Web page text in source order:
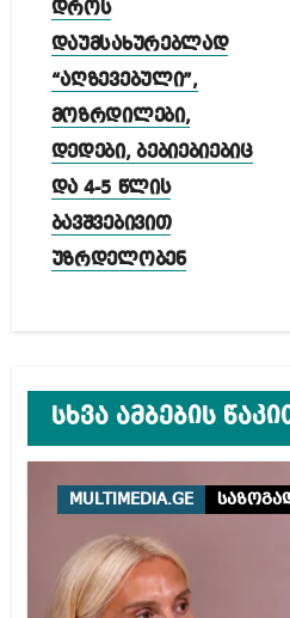
დროს
დაუმსახურებლად
“აღზევებული”,
მოზრდილები,
დედები, ბებიებიებიც
და 4-5 წლის
ბავშვებივით
უზრდელობენ
სხვა ამბების
MULTIMEDIA.GE